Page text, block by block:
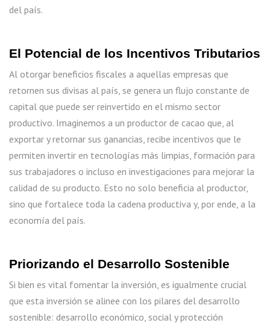
del país.
El Potencial de los Incentivos Tributarios
Al otorgar beneficios fiscales a aquellas empresas que
retornen sus divisas al país, se genera un flujo constante de
capital que puede ser reinvertido en el mismo sector
productivo. Imaginemos a un productor de cacao que, al
exportar y retornar sus ganancias, recibe incentivos que le
permiten invertir en tecnologías más limpias, formación para
sus trabajadores o incluso en investigaciones para mejorar la
calidad de su producto. Esto no solo beneficia al productor,
sino que fortalece toda la cadena productiva y, por ende, a la
economía del país.
Priorizando el Desarrollo Sostenible
Si bien es vital fomentar la inversión, es igualmente crucial
que esta inversión se alinee con los pilares del desarrollo
sostenible: desarrollo económico, social y protección